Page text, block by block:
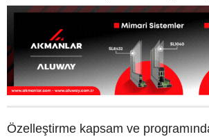
Özelleştirme kapsam ve